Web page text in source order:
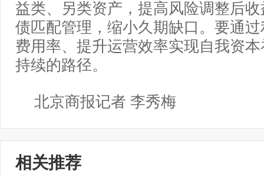
益类、另类资产，提高风险调整后
债匹配管理，缩小久期缺口。要通
费用率、提升运营效率实现自我资
持续的路径。
北京商报记者 李秀梅
相关推荐